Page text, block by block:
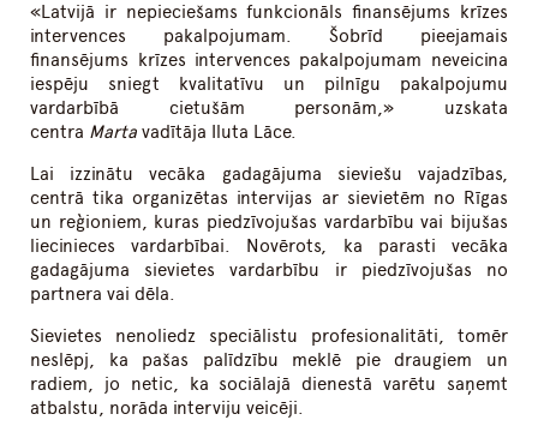
«Latvijā ir nepieciešams funkcionāls finansējums krīzes
intervences pakalpojumam. Šobrīd pieejamais
finansējums krīzes intervences pakalpojumam neveicina
iespēju sniegt kvalitatīvu un pilnīgu pakalpojumu
vardarbībā cietušām personām,» uzskata
centra Marta vadītāja Iluta Lāce.
Lai izzinātu vecāka gadagājuma sieviešu vajadzības,
centrā tika organizētas intervijas ar sievietēm no Rīgas
un reģioniem, kuras piedzīvojušas vardarbību vai bijušas
liecinieces vardarbībai. Novērots, ka parasti vecāka
gadagājuma sievietes vardarbību ir piedzīvojušas no
partnera vai dēla.
Sievietes nenoliedz speciālistu profesionalitāti, tomēr
neslēpj, ka pašas palīdzību meklē pie draugiem un
radiem, jo netic, ka sociālajā dienestā varētu saņemt
atbalstu, norāda interviju veicēji.